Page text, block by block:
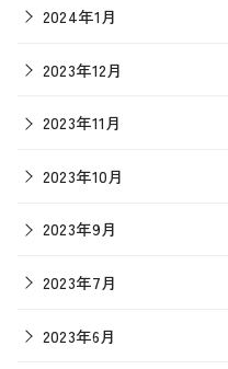
2024年1月
2023年12月
2023年11月
2023年10月
2023年9月
2023年7月
2023年6月